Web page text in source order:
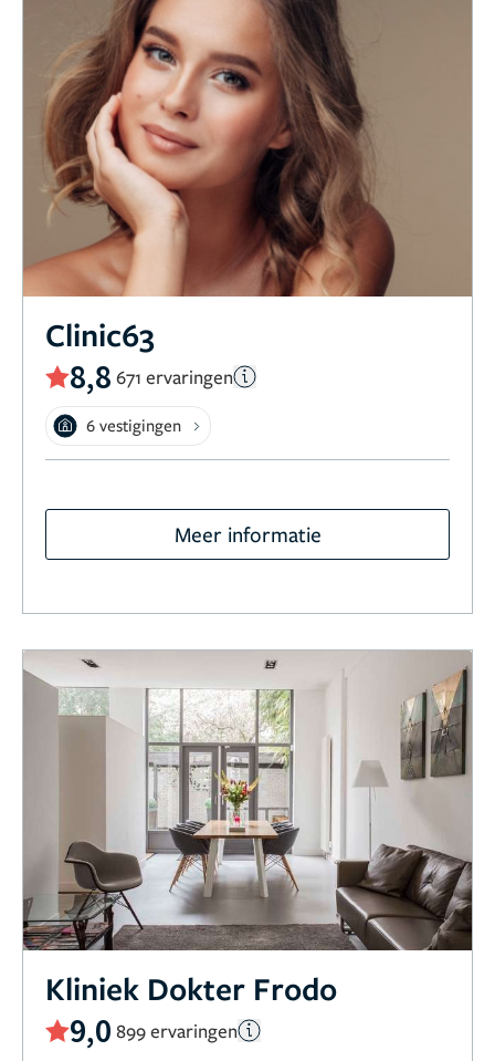
Clinic63
8,8 671 ervaringen
6 vestigingen
Meer informatie
Kliniek Dokter Frodo
9,0 899 ervaringen